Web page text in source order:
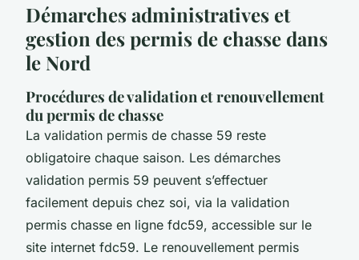
Démarches administratives et
gestion des permis de chasse dans
le Nord
Procédures de validation et renouvellement
du permis de chasse
La validation permis de chasse 59 reste
obligatoire chaque saison. Les démarches
validation permis 59 peuvent s’effectuer
facilement depuis chez soi, via la validation
permis chasse en ligne fdc59, accessible sur le
site internet fdc59. Le renouvellement permis